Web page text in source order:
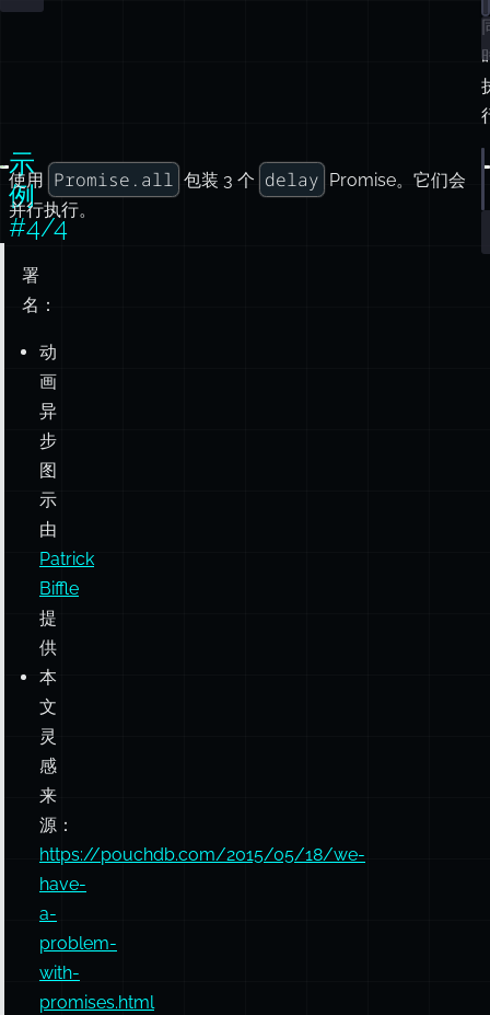
示
例
#4/4
使用 Promise.all 包装 3 个 delay Promise。它们会
并行执行。
署
名：
动
画
异
步
图
示
由
Patrick
Biffle
提
供
本
文
灵
感
来
源：
https://pouchdb.com/2015/05/18/we-
have-
a-
problem-
with-
promises.html